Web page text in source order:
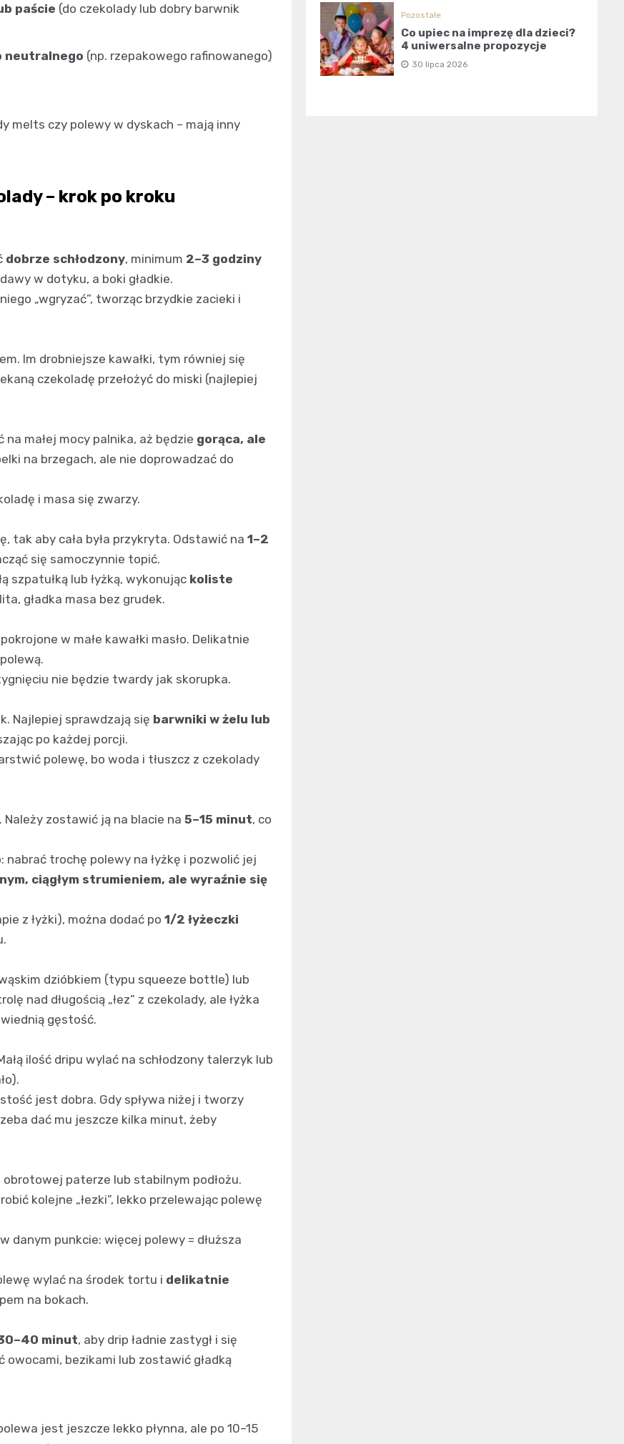
paście (do czekolady lub dobry barwnik
neutralnego (np. rzepakowego rafinowanego)
melts czy polewy w dyskach – mają inny
– krok po kroku
dobrze schłodzony, minimum 2–3 godziny
w dotyku, a boki gładkie.
„wgryzać”, tworząc brzydkie zacieki i
Im drobniejsze kawałki, tym równiej się
czekoladę przełożyć do miski (najlepiej
małej mocy palnika, aż będzie gorąca, ale
na brzegach, ale nie doprowadzać do
i masa się zwarzy.
tak aby cała była przykryta. Odstawić na 1–2
się samoczynnie topić.
szpatułką lub łyżką, wykonując koliste
gładka masa bez grudek.
w małe kawałki masło. Delikatnie
nie będzie twardy jak skorupka.
Najlepiej sprawdzają się barwniki w żelu lub
po każdej porcji.
polewę, bo woda i tłuszcz z czekolady
zostawić ją na blacie na 5–15 minut, co
trochę polewy na łyżkę i pozwolić jej
ciągłym strumieniem, ale wyraźnie się
z łyżki), można dodać po 1/2 łyżeczki
dzióbkiem (typu squeeze bottle) lub
nad długością „łez” z czekolady, ale łyżka
gęstość.
ilość dripu wylać na schłodzony talerzyk lub
jest dobra. Gdy spływa niżej i tworzy
dać mu jeszcze kilka minut, żeby
paterze lub stabilnym podłożu.
kolejne „łezki”, lekko przelewając polewę
danym punkcie: więcej polewy = dłuższa
wylać na środek tortu i delikatnie
na bokach.
minut, aby drip ładnie zastygł i się
owocami, bezikami lub zostawić gładką
jest jeszcze lekko płynna, ale po 10–15
Pozostałe
Co upiec na imprezę dla dzieci?
4 uniwersalne propozycje
30 lipca 2026